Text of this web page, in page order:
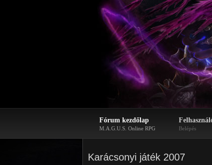
Fórum kezdőlap
M.A.G.U.S. Online RPG Belépés
Karácsonyi játék 2007